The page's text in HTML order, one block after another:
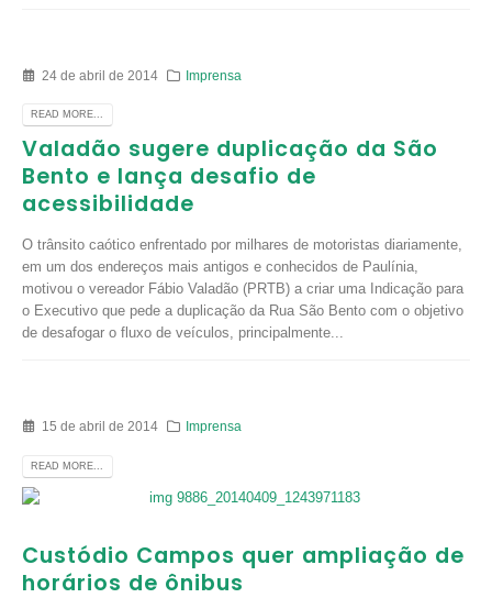
24 de abril de 2014 Imprensa
READ MORE...
Valadão sugere duplicação da São
Bento e lança desafio de
acessibilidade
O trânsito caótico enfrentado por milhares de motoristas diariamente,
em um dos endereços mais antigos e conhecidos de Paulínia,
motivou o vereador Fábio Valadão (PRTB) a criar uma Indicação para
o Executivo que pede a duplicação da Rua São Bento com o objetivo
de desafogar o fluxo de veículos, principalmente...
15 de abril de 2014 Imprensa
READ MORE...
Custódio Campos quer ampliação de
horários de ônibus